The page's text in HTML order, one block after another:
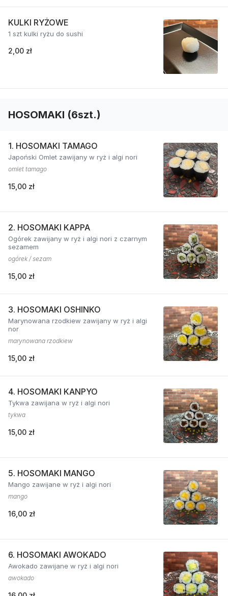
KULKI RYŻOWE
1 szt kulki ryżu do sushi
2,00 zł
HOSOMAKI (6szt.)
1. HOSOMAKI TAMAGO
Japoński Omlet zawijany w ryż i algi nori
omlet tamago
15,00 zł
2. HOSOMAKI KAPPA
Ogórek zawijany w ryż i algi nori z czarnym
sezamem
ogórek / sezam
15,00 zł
3. HOSOMAKI OSHINKO
Marynowana rzodkiew zawijany w ryż i algi
nor
marynowana rzodkiew
15,00 zł
4. HOSOMAKI KANPYO
Tykwa zawijana w ryż i algi nori
tykwa
15,00 zł
5. HOSOMAKI MANGO
Mango zawijane w ryż i algi nori
mango
16,00 zł
6. HOSOMAKI AWOKADO
Awokado zawijane w ryż i algi nori
awokado